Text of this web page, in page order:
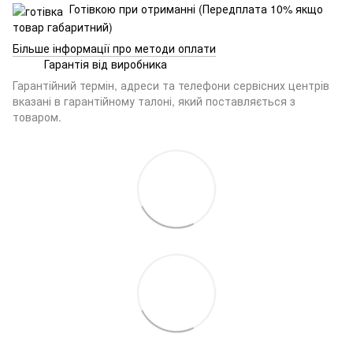
Готівкою при отриманні (Передплата 10% якщо
товар габаритний)
Більше інформації про методи оплати
Гарантія від виробника
Гарантійний термін, адреси та телефони сервісних центрів
вказані в гарантійному талоні, який поставляється з
товаром.